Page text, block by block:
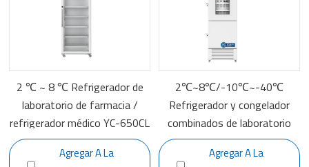
2 ℃ ~ 8 ℃ Refrigerador de
laboratorio de farmacia /
refrigerador médico YC-650CL
Agregar A La
2℃~8℃/-10℃~-40℃
Refrigerador y congelador
combinados de laboratorio
YCD-FL289
Agregar A La